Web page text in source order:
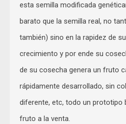
esta semilla modificada
barato que la semilla real, no
también) sino en la rapidez de
crecimiento y por ende su
de su cosecha genera un fruto
rápidamente desarrollado, sin
diferente, etc, todo un prototipo
fruto a la venta.